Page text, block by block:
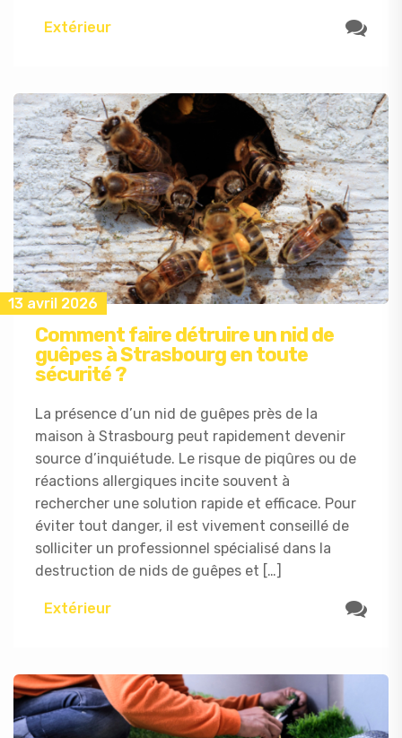
Extérieur
13 avril 2026
Comment faire détruire un nid de
guêpes à Strasbourg en toute
sécurité ?
La présence d’un nid de guêpes près de la
maison à Strasbourg peut rapidement devenir
source d’inquiétude. Le risque de piqûres ou de
réactions allergiques incite souvent à
rechercher une solution rapide et efficace. Pour
éviter tout danger, il est vivement conseillé de
solliciter un professionnel spécialisé dans la
destruction de nids de guêpes et […]
Extérieur